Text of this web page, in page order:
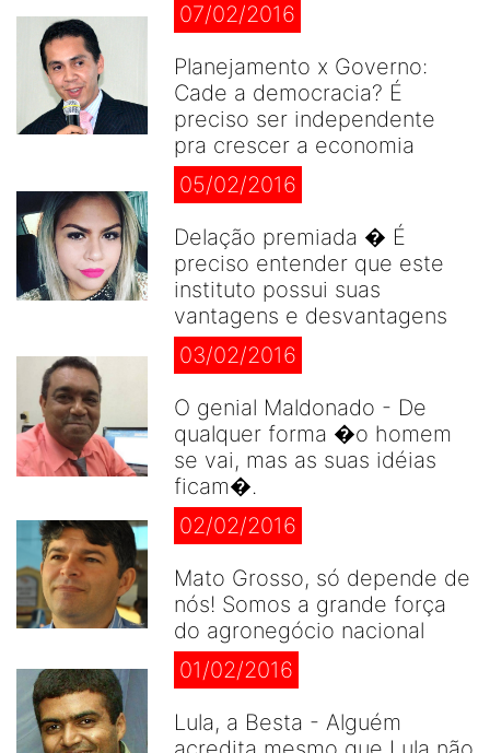
07/02/2016
Planejamento x Governo:
Cade a democracia? É
preciso ser independente
pra crescer a economia
05/02/2016
Delação premiada � É
preciso entender que este
instituto possui suas
vantagens e desvantagens
03/02/2016
O genial Maldonado - De
qualquer forma �o homem
se vai, mas as suas idéias
ficam�.
02/02/2016
Mato Grosso, só depende de
nós! Somos a grande força
do agronegócio nacional
01/02/2016
Lula, a Besta - Alguém